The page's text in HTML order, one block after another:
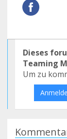
Dieses
Teaming
Um zu